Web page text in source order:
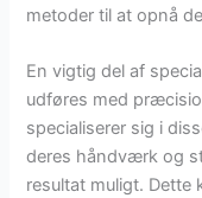
metoder til at opnå
En vigtig del af
udføres med
specialiserer sig i
deres håndværk og
resultat muligt. Dette